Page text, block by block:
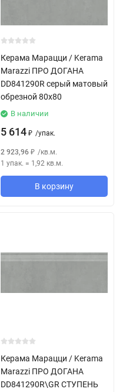
Керама Марацци / Kerama
Marazzi ПРО ДОГАНА
DD841290R серый матовый
обрезной 80x80
В наличии
5 614 ₽ /упак.
2 923,96 ₽ /кв.м.
1 упак. = 1,92 кв.м.
В корзину
Керама Марацци / Kerama
Marazzi ПРО ДОГАНА
DD841290R\GR СТУПЕНЬ